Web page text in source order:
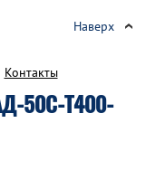
50С-Т400-
Контакты
Наверх